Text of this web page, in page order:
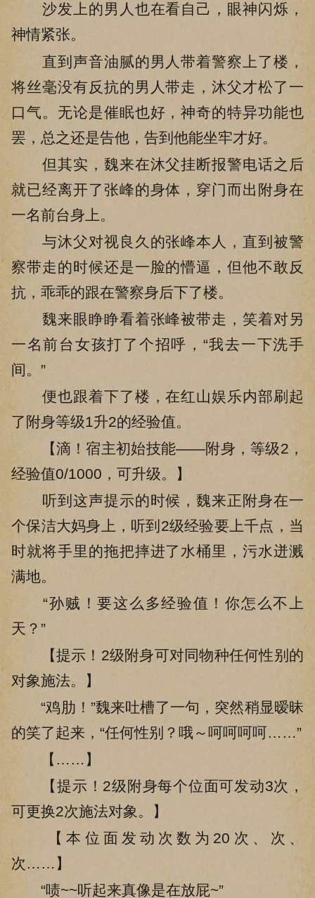
沙发上的男人也在看自己，眼神闪烁，
神情紧张。
直到声音油腻的男人带着警察上了楼，
将丝毫没有反抗的男人带走，沐父才松了一
口气。无论是催眠也好，神奇的特异功能也
罢，总之还是告他，告到他能坐牢才好。
但其实，魏来在沐父挂断报警电话之后
就已经离开了张峰的身体，穿门而出附身在
一名前台身上。
与沐父对视良久的张峰本人，直到被警
察带走的时候还是一脸的懵逼，但他不敢反
抗，乖乖的跟在警察身后下了楼。
魏来眼睁睁看着张峰被带走，笑着对另
一名前台女孩打了个招呼，“我去一下洗手
间。”
便也跟着下了楼，在红山娱乐内部刷起
了附身等级1升2的经验值。
【滴！宿主初始技能――附身，等级2，
经验值0/1000，可升级。】
听到这声提示的时候，魏来正附身在一
个保洁大妈身上，听到2级经验要上千点，当
时就将手里的拖把摔进了水桶里，污水迸溅
满地。
“孙贼！要这么多经验值！你怎么不上
天？”
【提示！2级附身可对同物种任何性别的
对象施法。】
“鸡肋！”魏来吐槽了一句，突然稍显暧昧
的笑了起来，“任何性别？哦～呵呵呵呵……”
【……】
【提示！2级附身每个位面可发动3次，
可更换2次施法对象。】
【本位面发动次数为20次、次、
次……】
“啧~~听起来真像是在放屁~”